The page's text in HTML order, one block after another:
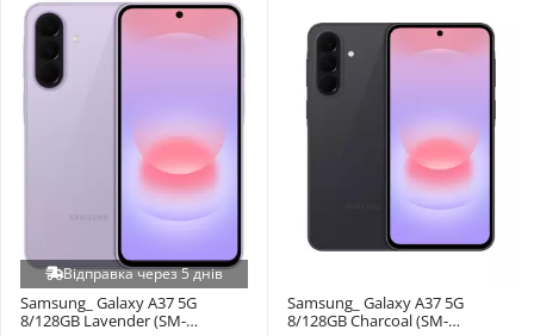
Відправка через 5 днів
Samsung_ Galaxy A37 5G
8/128GB Lavender (SM-
Samsung_ Galaxy A37 5G
8/128GB Charcoal (SM-